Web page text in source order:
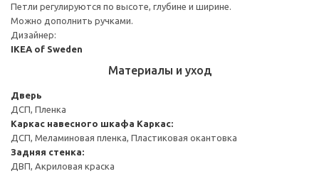
Петли регулируются по высоте, глубине и ширине.
Можно дополнить ручками.
Дизайнер:
IKEA of Sweden
Материалы и уход
Дверь
ДСП, Пленка
Каркас навесного шкафа Каркас:
ДСП, Меламиновая пленка, Пластиковая окантовка
Задняя стенка:
ДВП, Акриловая краска